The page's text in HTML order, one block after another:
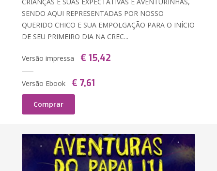
SENDO AQUI REPRESENTADAS POR NOSSO
QUERIDO CHICO E SUA EMPOLGAÇÃO PARA O INÍCIO
DE SEU PRIMEIRO DIA NA CREC...
Versão impressa € 15,42
Versão Ebook € 7,61
Comprar